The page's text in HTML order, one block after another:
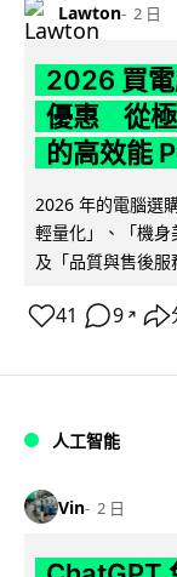
Lawton 2 日
2026 買電
優惠 從極
的高效能
2026 年的電腦選
輕量化」、「機
及「品質與售後服
41 9 ↗
人工智能
Vin 2 日